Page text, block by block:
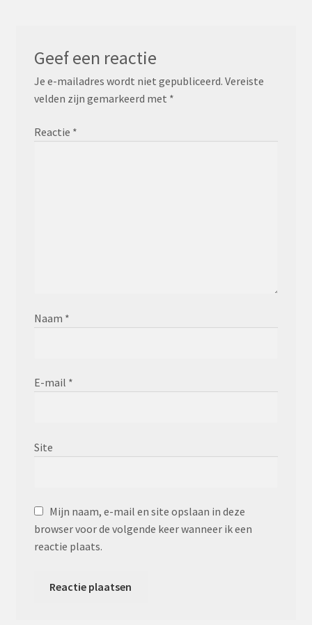
Geef een reactie
Je e-mailadres wordt niet gepubliceerd. Vereiste
velden zijn gemarkeerd met *
Reactie *
Naam *
E-mail *
Site
Mijn naam, e-mail en site opslaan in deze
browser voor de volgende keer wanneer ik een
reactie plaats.